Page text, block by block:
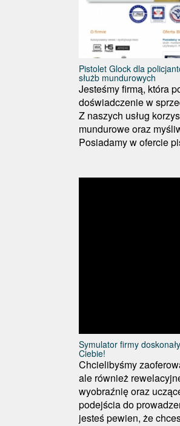
Pistolet Glock dla
służb mundurowych
Jesteśmy firmą, która
doświadczenie w
Z naszych usług
mundurowe oraz
Posiadamy w ofercie
Symulator firmy
Ciebie!
Chcielibyśmy
ale również
wyobraźnię oraz
podejścia do
jesteś pewien, że